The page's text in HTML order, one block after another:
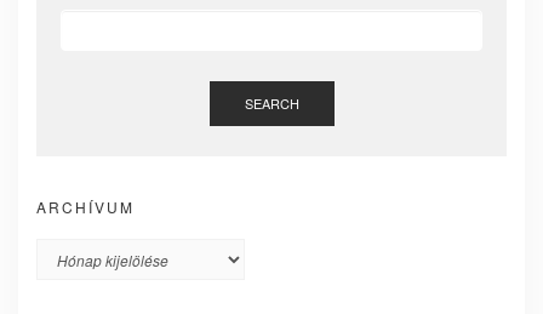
SEARCH
ARCHÍVUM
Archívum